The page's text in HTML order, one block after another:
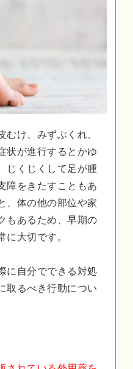
け、みずぶくれ、
状が進行するとかゆ
じくじくして足が腫
障をきたすこともあ
、体の他の部位や家
もあるため、早期の
大切です。
に自分でできる対処
取るべき行動につい